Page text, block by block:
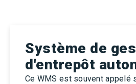
Système de
d'entrepôt
Ce WMS est souvent appelé